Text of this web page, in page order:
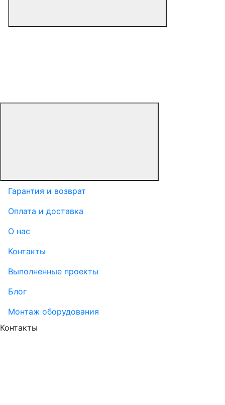
Гарантия и возврат
Оплата и доставка
О нас
Контакты
Выполненные проекты
Блог
Монтаж оборудования
Контакты